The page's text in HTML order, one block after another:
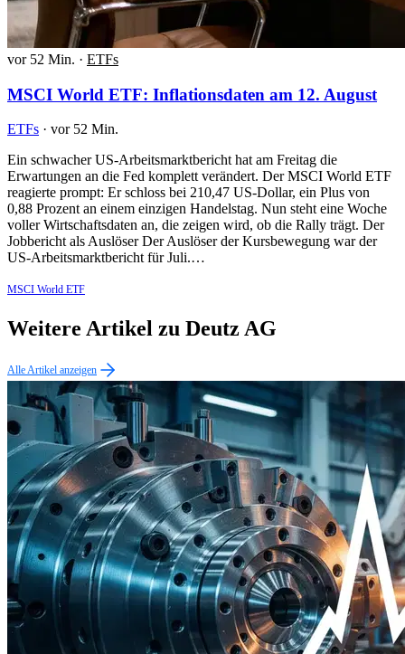
vor 52 Min. · ETFs
MSCI World ETF: Inflationsdaten am 12. August
ETFs · vor 52 Min.
Ein schwacher US-Arbeitsmarktbericht hat am Freitag die
Erwartungen an die Fed komplett verändert. Der MSCI World ETF
reagierte prompt: Er schloss bei 210,47 US-Dollar, ein Plus von
0,88 Prozent an einem einzigen Handelstag. Nun steht eine Woche
voller Wirtschaftsdaten an, die zeigen wird, ob die Rally trägt. Der
Jobbericht als Auslöser Der Auslöser der Kursbewegung war der
US-Arbeitsmarktbericht für Juli.…
MSCI World ETF
Weitere Artikel zu Deutz AG
Alle Artikel anzeigen